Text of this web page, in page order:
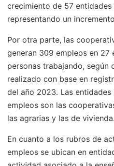
crecimiento de 57 entidades
representando un
Por otra parte, las
generan 309 empleos en 27
personas trabajando, según
realizado con base en
del año 2023. Las entidades
empleos son las
las agrarias y las de vivienda.
En cuanto a los rubros de
empleos se ubican en